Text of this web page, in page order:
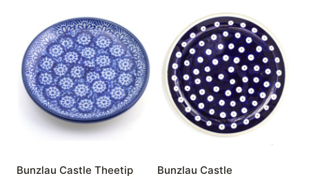
Bunzlau Castle Theetip
Bunzlau Castle